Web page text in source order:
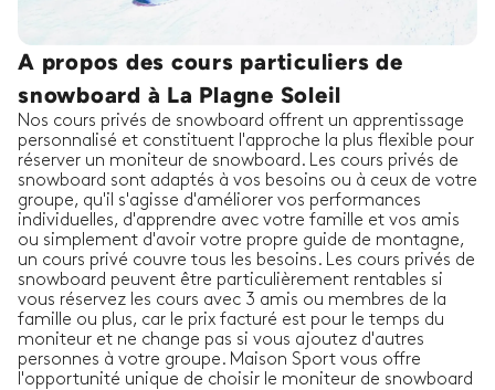
A propos des cours particuliers de
snowboard à La Plagne Soleil
Nos cours privés de snowboard offrent un apprentissage
personnalisé et constituent l'approche la plus flexible pour
réserver un moniteur de snowboard. Les cours privés de
snowboard sont adaptés à vos besoins ou à ceux de votre
groupe, qu'il s'agisse d'améliorer vos performances
individuelles, d'apprendre avec votre famille et vos amis
ou simplement d'avoir votre propre guide de montagne,
un cours privé couvre tous les besoins. Les cours privés de
snowboard peuvent être particulièrement rentables si
vous réservez les cours avec 3 amis ou membres de la
famille ou plus, car le prix facturé est pour le temps du
moniteur et ne change pas si vous ajoutez d'autres
personnes à votre groupe. Maison Sport vous offre
l'opportunité unique de choisir le moniteur de snowboard